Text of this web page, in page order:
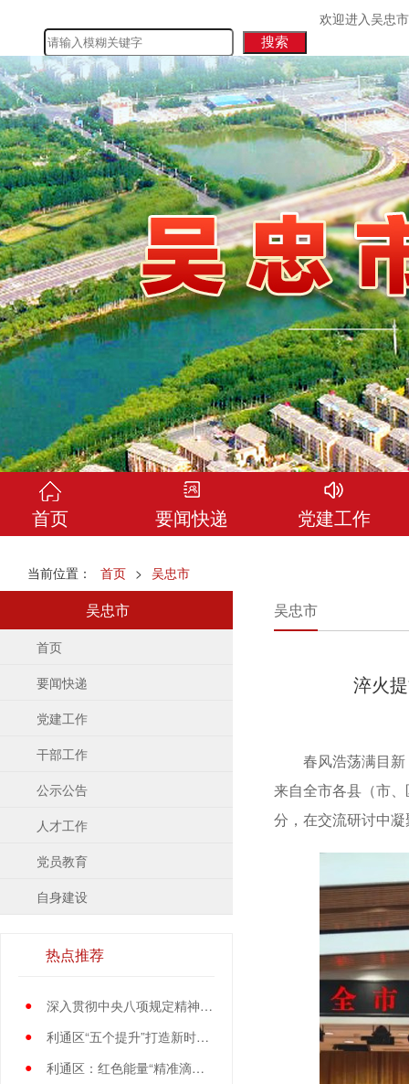
欢迎进入吴忠
首页 要闻快递 党建工作
当前位置： 首页 > 吴忠市
吴忠市
首页
要闻快递
党建工作
干部工作
公示公告
人才工作
党员教育
自身建设
热点推荐
●
深入贯彻中央八项规定精神学习教育中央指导组暨中央层面工作专班总结会议召开
●
利通区“五个提升”打造新时代党员先锋队伍
●
利通区：红色能量“精准滴灌”基层党员
吴忠市
淬火
春风浩荡满目新
来自全市各县（市
分，在交流研讨中